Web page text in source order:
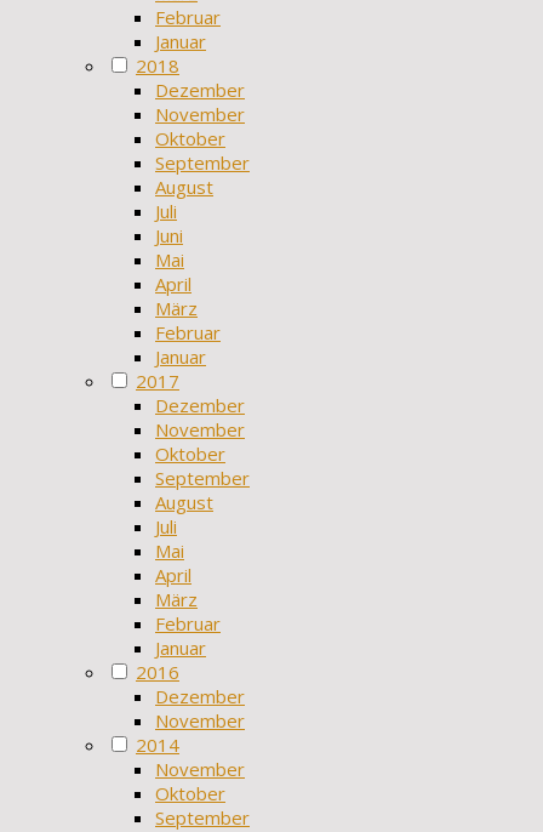
Februar
Januar
2018
Dezember
November
Oktober
September
August
Juli
Juni
Mai
April
März
Februar
Januar
2017
Dezember
November
Oktober
September
August
Juli
Mai
April
März
Februar
Januar
2016
Dezember
November
2014
November
Oktober
September